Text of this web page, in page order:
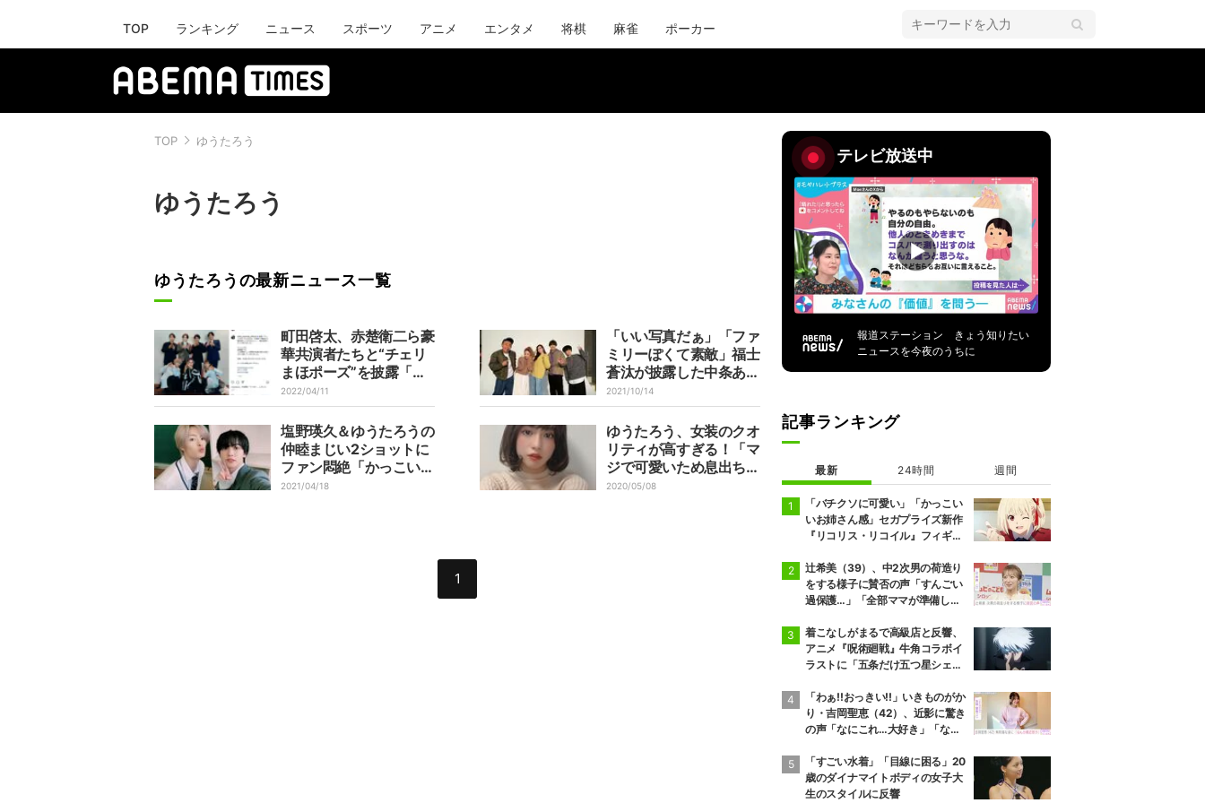
TOP ランキング ニュース スポーツ アニメ エンタメ 将棋 麻雀 ポーカー
TOP ゆうたろう
ゆうたろう
ゆうたろうの最新ニュース一覧
町田啓太、赤楚衛二ら豪
華共演者たちと“チェリ
まほポーズ”を披露「笑
顔が眩しっ」「癒され
る」も声
2022/04/11
「いい写真だぁ」「ファ
ミリーぽくて素敵」福士
蒼汰が披露した中条あや
みらとの豪華ショットに
温かい声
2021/10/14
塩野瑛久＆ゆうたろうの
仲睦まじい2ショットに
ファン悶絶「かっこいい
と可愛いを兼ね備えてる
2021/04/18
ゆうたろう、女装のクオ
リティが高すぎる！「マ
ジで可愛いため息出ちゃ
う」と称賛の声
2020/05/08
1
テレビ放送中
報道ステーション きょう知りたい
ニュースを今夜のうちに
記事ランキング
最新 24時間 週間
「バチクソに可愛い」「かっこい
いお姉さん感」セガプライズ新作
『リコリス・リコイル』フィギュ
辻希美（39）、中2次男の荷造り
をする様子に賛否の声「すんごい
過保護…」「全部ママが準備して
着こなしがまるで高級店と反響、
アニメ『呪術廻戦』牛角コラボイ
ラストに「五条だけ五つ星シェ
「わぁ!!おっきい!!」いきものがか
り・吉岡聖恵（42）、近影に驚き
の声「なにこれ…大好き」「なん
「すごい水着」「目線に困る」20
歳のダイナマイトボディの女子大
生のスタイルに反響